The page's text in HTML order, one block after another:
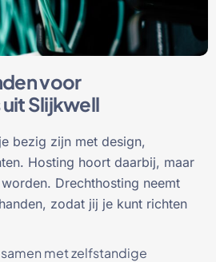
voor
Slijkwell
bezig zijn met design,
Hosting hoort daarbij, maar
Drechthosting neemt
zodat jij je kunt richten
met zelfstandige